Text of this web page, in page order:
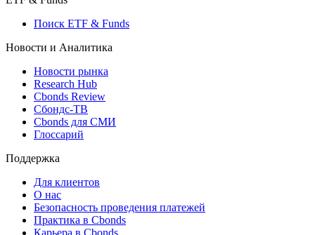
Поиск ETF & Funds
Новости и Аналитика
Новости рынка
Research Hub
Cbonds Review
Сбондс-ТВ
Cbonds для СМИ
Глоссарий
Поддержка
Для клиентов
О нас
Безопасность проведения платежей
Практика в Cbonds
Карьера в Cbonds